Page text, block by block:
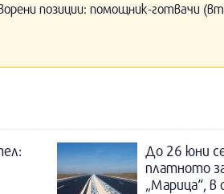
позиции: помощник-готвачи
До 26 юни
платното
„Марица“, в